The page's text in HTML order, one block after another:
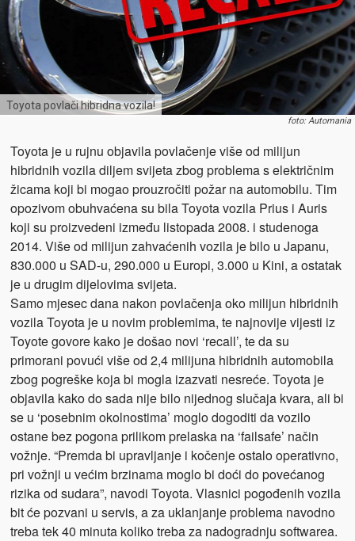
Toyota povlači hibridna vozila!
foto: Automania
Toyota je u rujnu objavila povlačenje više od milijun
hibridnih vozila diljem svijeta zbog problema s električnim
žicama koji bi mogao prouzročiti požar na automobilu. Tim
opozivom obuhvaćena su bila Toyota vozila Prius i Auris
koji su proizvedeni između listopada 2008. i studenoga
2014. Više od milijun zahvaćenih vozila je bilo u Japanu,
830.000 u SAD-u, 290.000 u Europi, 3.000 u Kini, a ostatak
je u drugim dijelovima svijeta.
Samo mjesec dana nakon povlačenja oko milijun hibridnih
vozila Toyota je u novim problemima, te najnovije vijesti iz
Toyote govore kako je došao novi ‘recall’, te da su
primorani povući više od 2,4 milijuna hibridnih automobila
zbog pogreške koja bi mogla izazvati nesreće. Toyota je
objavila kako do sada nije bilo nijednog slučaja kvara, ali bi
se u ‘posebnim okolnostima’ moglo dogoditi da vozilo
ostane bez pogona prilikom prelaska na ‘failsafe’ način
vožnje. “Premda bi upravljanje i kočenje ostalo operativno,
pri vožnji u većim brzinama moglo bi doći do povećanog
rizika od sudara”, navodi Toyota. Vlasnici pogođenih vozila
bit će pozvani u servis, a za uklanjanje problema navodno
treba tek 40 minuta koliko treba za nadogradnju softwarea.